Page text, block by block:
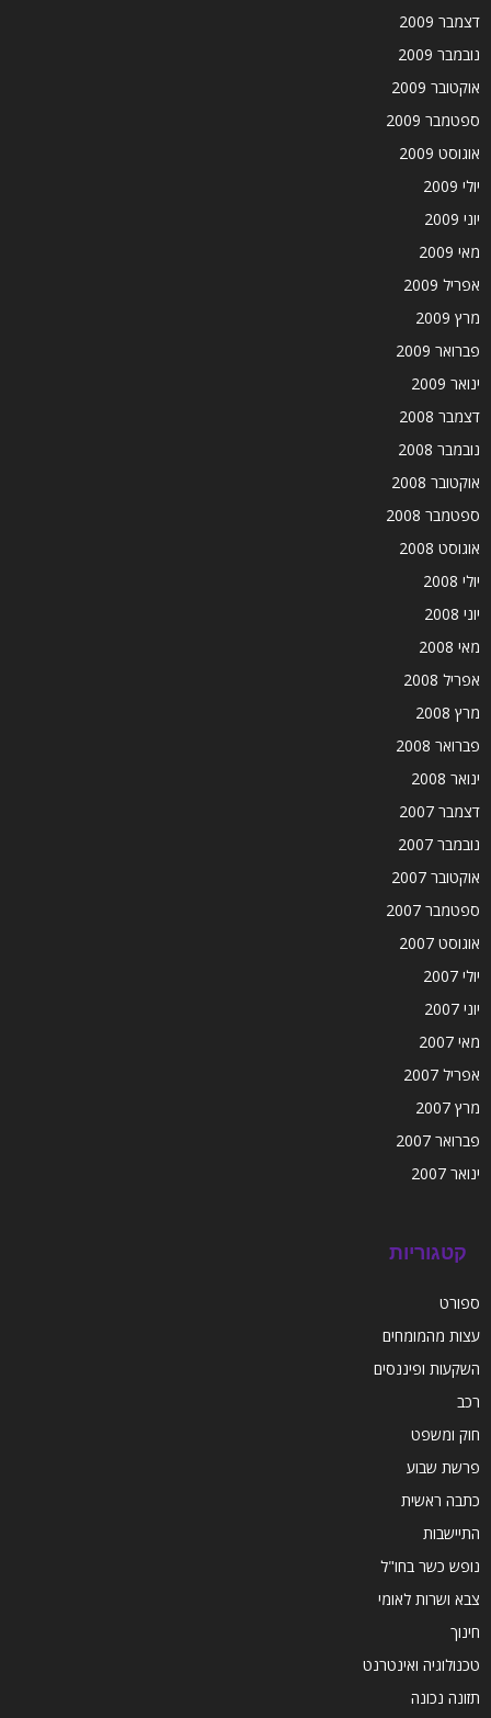
דצמבר 2009
נובמבר 2009
אוקטובר 2009
ספטמבר 2009
אוגוסט 2009
יולי 2009
יוני 2009
מאי 2009
אפריל 2009
מרץ 2009
פברואר 2009
ינואר 2009
דצמבר 2008
נובמבר 2008
אוקטובר 2008
ספטמבר 2008
אוגוסט 2008
יולי 2008
יוני 2008
מאי 2008
אפריל 2008
מרץ 2008
פברואר 2008
ינואר 2008
דצמבר 2007
נובמבר 2007
אוקטובר 2007
ספטמבר 2007
אוגוסט 2007
יולי 2007
יוני 2007
מאי 2007
אפריל 2007
מרץ 2007
פברואר 2007
ינואר 2007
קטגוריות
ספורט
עצות מהמומחים
השקעות ופיננסים
רכב
חוק ומשפט
פרשת שבוע
כתבה ראשית
התיישבות
נופש כשר בחו"ל
צבא ושרות לאומי
חינוך
טכנולוגיה ואינטרנט
תזונה נכונה